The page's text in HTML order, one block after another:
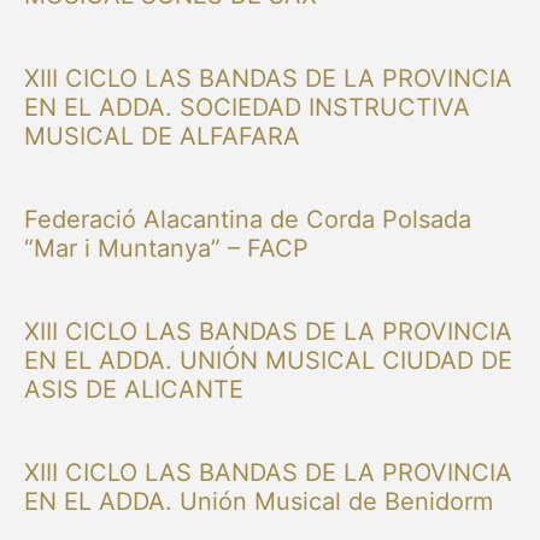
XIII CICLO LAS BANDAS DE LA PROVINCIA
EN EL ADDA. SOCIEDAD INSTRUCTIVA
MUSICAL DE ALFAFARA
Federació Alacantina de Corda Polsada
“Mar i Muntanya” – FACP
XIII CICLO LAS BANDAS DE LA PROVINCIA
EN EL ADDA. UNIÓN MUSICAL CIUDAD DE
ASIS DE ALICANTE
XIII CICLO LAS BANDAS DE LA PROVINCIA
EN EL ADDA. Unión Musical de Benidorm